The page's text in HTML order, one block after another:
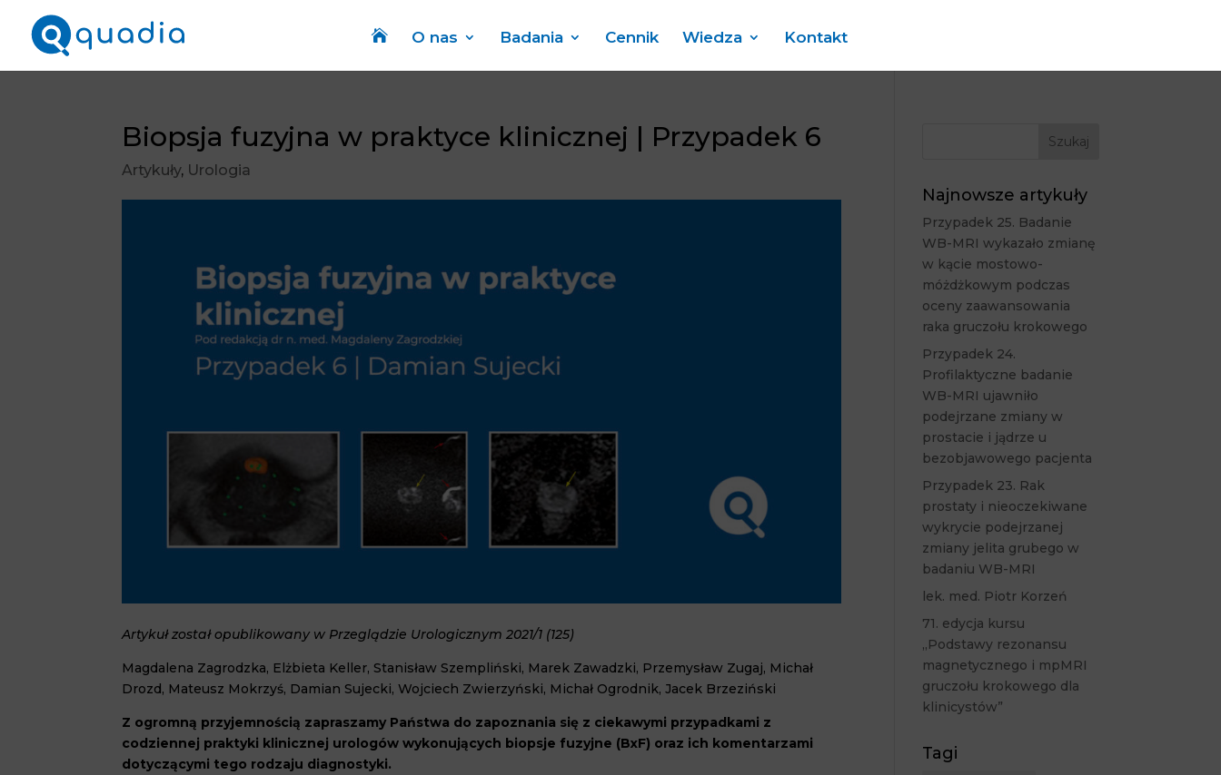
 O nas Badania Cennik Wiedza Kontakt
Biopsja fuzyjna w praktyce klinicznej | Przypadek 6
Artykuły, Urologia
Artykuł został opublikowany w Przeglądzie Urologicznym 2021/1 (125)
Magdalena Zagrodzka, Elżbieta Keller, Stanisław Szempliński, Marek Zawadzki, Przemysław Zugaj, Michał
Drozd, Mateusz Mokrzyś, Damian Sujecki, Wojciech Zwierzyński, Michał Ogrodnik, Jacek Brzeziński
Z ogromną przyjemnością zapraszamy Państwa do zapoznania się z ciekawymi przypadkami z
codziennej praktyki klinicznej urologów wykonujących biopsje fuzyjne (BxF) oraz ich komentarzami
dotyczącymi tego rodzaju diagnostyki.
Najnowsze artykuły
Przypadek 25. Badanie
WB-MRI wykazało zmianę
w kącie mostowo-
móżdżkowym podczas
oceny zaawansowania
raka gruczołu krokowego
Przypadek 24.
Profilaktyczne badanie
WB-MRI ujawniło
podejrzane zmiany w
prostacie i jądrze u
bezobjawowego pacjenta
Przypadek 23. Rak
prostaty i nieoczekiwane
wykrycie podejrzanej
zmiany jelita grubego w
badaniu WB-MRI
lek. med. Piotr Korzeń
71. edycja kursu
„Podstawy rezonansu
magnetycznego i mpMRI
gruczołu krokowego dla
klinicystów”
Tagi